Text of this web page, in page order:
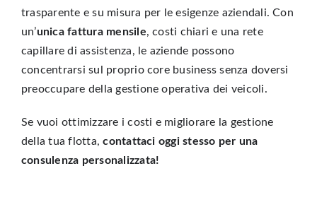
trasparente e su misura per le esigenze aziendali. Con
un’unica fattura mensile, costi chiari e una rete
capillare di assistenza, le aziende possono
concentrarsi sul proprio core business senza doversi
preoccupare della gestione operativa dei veicoli.
Se vuoi ottimizzare i costi e migliorare la gestione
della tua flotta,contattaci oggi stesso per una
consulenza personalizzata!